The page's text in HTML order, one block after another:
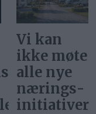
Svar på
«Gi alle
barn en
rettferdig
start»